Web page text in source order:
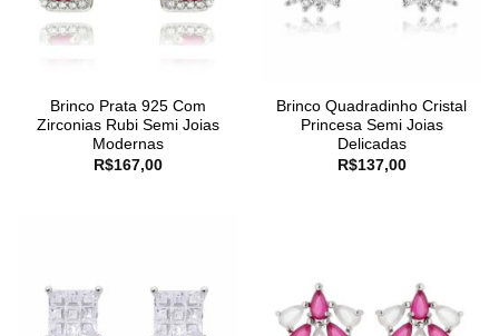
Brinco Prata 925 Com
Zirconias Rubi Semi Joias
Modernas
R$167,00
Brinco Quadradinho Cristal
Princesa Semi Joias
Delicadas
R$137,00